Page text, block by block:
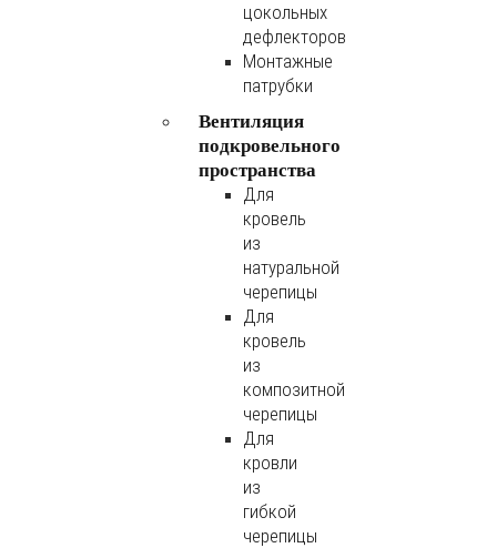
цокольных
дефлекторов
Монтажные
патрубки
Вентиляция
подкровельного
пространства
Для
кровель
из
натуральной
черепицы
Для
кровель
из
композитной
черепицы
Для
кровли
из
гибкой
черепицы